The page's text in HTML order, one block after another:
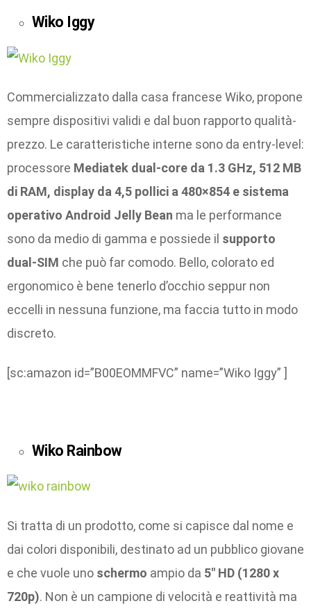
Wiko Iggy
Commercializzato dalla casa francese Wiko, propone
sempre dispositivi validi e dal buon rapporto qualità-
prezzo. Le caratteristiche interne sono da entry-level:
processore Mediatek dual-core da 1.3 GHz, 512 MB
di RAM, display da 4,5 pollici a 480×854 e sistema
operativo Android Jelly Bean ma le performance
sono da medio di gamma e possiede il supporto
dual-SIM che può far comodo. Bello, colorato ed
ergonomico è bene tenerlo d’occhio seppur non
eccelli in nessuna funzione, ma faccia tutto in modo
discreto.
[sc:amazon id=”B00EOMMFVC” name=”Wiko Iggy” ]
Wiko Rainbow
Si tratta di un prodotto, come si capisce dal nome e
dai colori disponibili, destinato ad un pubblico giovane
e che vuole uno schermo ampio da 5″ HD (1280 x
720p). Non è un campione di velocità e reattività ma